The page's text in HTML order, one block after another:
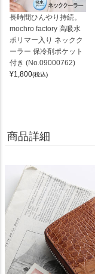
長時間ひんやり持続。
mochro factory 高吸水
ポリマー入り ネックク
ーラー 保冷剤ポケット
付き (No.09000762)
¥1,800(税込)
商品詳細